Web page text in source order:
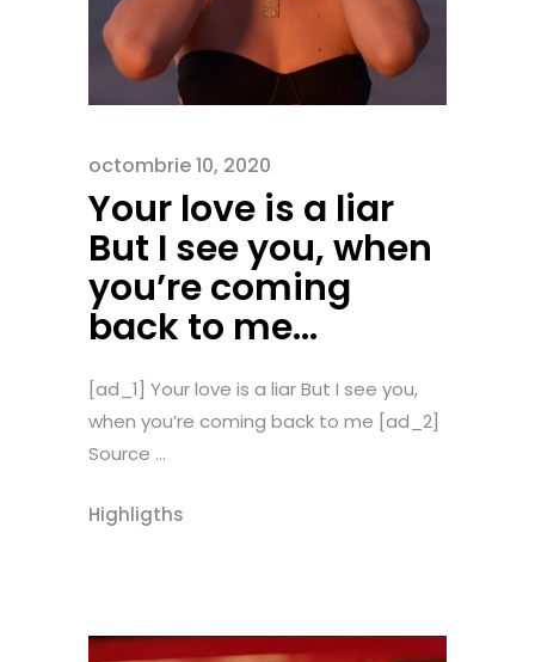
octombrie 10, 2020
Your love is a liar
But I see you, when
you’re coming
back to me…
[ad_1] Your love is a liar But I see you,
when you’re coming back to me [ad_2]
Source ...
Highligths